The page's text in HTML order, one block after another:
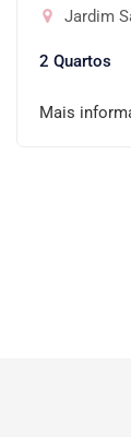
Jardim
2 Quartos
Mais